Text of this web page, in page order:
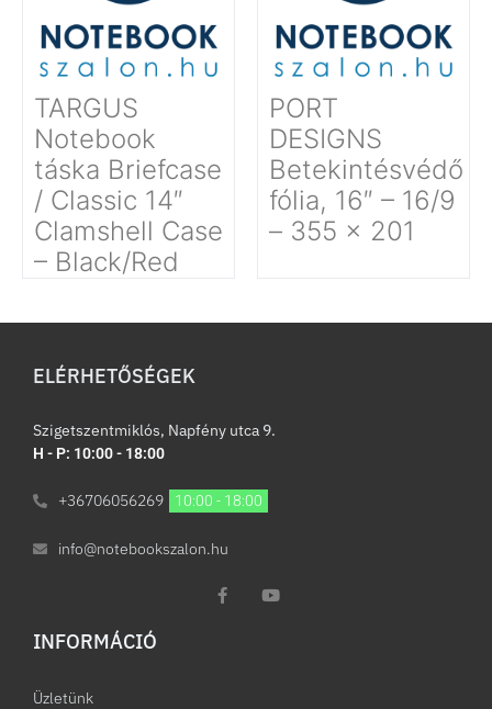
TARGUS
Notebook
táska Briefcase
/ Classic 14″
Clamshell Case
– Black/Red
PORT
DESIGNS
Betekintésvédő
fólia, 16″ – 16/9
– 355 x 201
ELÉRHETŐSÉGEK
Szigetszentmiklós, Napfény utca 9.
H - P: 10:00 - 18:00
+36706056269 10:00 - 18:00
info@notebookszalon.hu
INFORMÁCIÓ​
Üzletünk